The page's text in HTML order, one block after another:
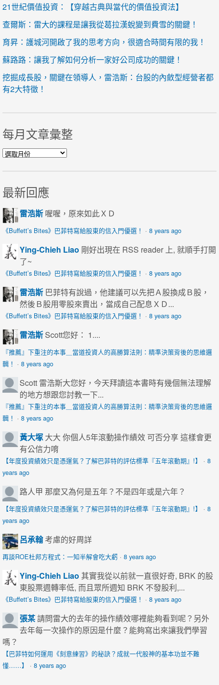
21世紀價值投資：【穿越古典與當代的價值投資法】
查爾斯：雷大的課程是讓我從葛拉漢蛻變到費雪的關鍵！
育昇：護城河開啟了我的思考方向，很適合時間有限的我！
蘇路路：讓我了解如何分析一家好公司成功的關鍵！
挖掘成長股，關鍵在領導人，雷浩斯：台股的內斂型經營者都
有2大特徵！
每月文章彙整
每月文章彙整
最新回應
雷浩斯 喔喔，原來如此ＸＤ
《Buffett’s Bites》巴菲特寫給股東的信入門優選！ · 8 years ago
Ying-Chieh Liao 剛好出現在 RSS reader 上, 就順手打開
了~
《Buffett’s Bites》巴菲特寫給股東的信入門優選！ · 8 years ago
雷浩斯 巴菲特有說過，他建議可以先把Ａ股換成Ｂ股，
然後Ｂ股用零股來賣出，當成自己配息ＸＤ...
《Buffett’s Bites》巴菲特寫給股東的信入門優選！ · 8 years ago
雷浩斯 Scott您好： 1....
『推薦』下重注的本事＿當道投資人的高勝算法則：精準決策背後的思維邏
輯！ · 8 years ago
Scott 雷浩斯大您好，今天拜讀這本書時有幾個無法理解
的地方想跟您討教一下...
『推薦』下重注的本事＿當道投資人的高勝算法則：精準決策背後的思維邏
輯！ · 8 years ago
黃大塚 大大 你個人5年滾動操作績效 可否分享 這樣會更
有公信力唷
【年度投資績效只是憑運氣？了解巴菲特的評估標準『五年滾動期』!】 · 8
years ago
路人甲 那麼又為何是五年？不是四年或是六年？
【年度投資績效只是憑運氣？了解巴菲特的評估標準『五年滾動期』!】 · 8
years ago
呂承翰考慮的好周詳
再談ROE杜邦方程式：一知半解會吃大虧 · 8 years ago
Ying-Chieh Liao 其實我從以前就一直很好奇, BRK 的股
東股票週轉率低, 而且眾所週知 BRK 不發股利,...
《Buffett’s Bites》巴菲特寫給股東的信入門優選！ · 8 years ago
張某請問雷大的去年的操作績效哪裡能夠看到呢？另外
去年每一次操作的原因是什麼？能夠寫出來讓我們學習
嗎？
【巴菲特如何運用《刻意練習》的秘訣？成就一代股神的基本功並不難
懂……】
· 8 years ago